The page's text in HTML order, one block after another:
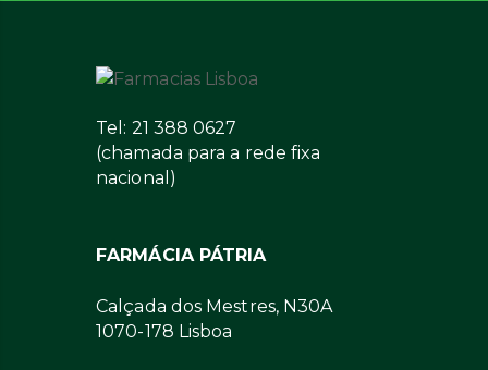
Tel: 21 388 0627
(chamada para a rede fixa
nacional)
FARMÁCIA PÁTRIA
Calçada dos Mestres, N30A
1070-178 Lisboa